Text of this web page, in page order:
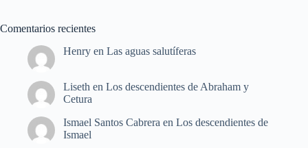
Comentarios recientes
Henry en Las aguas salutíferas
Liseth en Los descendientes de Abraham y
Cetura
Ismael Santos Cabrera en Los descendientes de
Ismael